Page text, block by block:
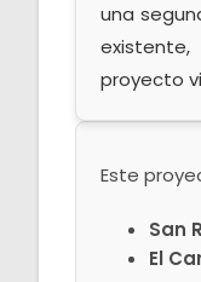
una
proyecto
Este
San
El